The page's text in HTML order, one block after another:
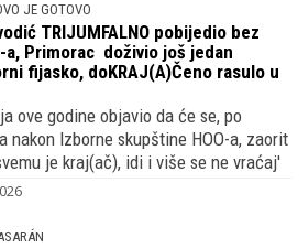
JE GOTOVO
TRIJUMFALNO pobijedio bez
a, Primorac doživio još jedan
fijasko, doKRAJ(A)Čeno rasulo u
ove godine objavio da će se, po
nakon Izborne skupštine HOO-a, zaorit
je kraj(ač), idi i više se ne vraćaj'